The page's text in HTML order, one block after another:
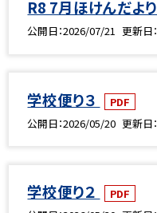
R8 7月ほけんだより
公開日 2026/07/21 更新日
学校便り３
PDF
公開日 2026/05/20 更新日
学校便り２
PDF